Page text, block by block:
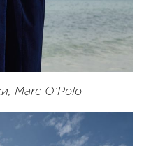
Marc O’Polo